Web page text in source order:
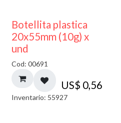
Botellita plastica
20x55mm (10g) x
und
Cod: 00691
US$ 0,56
Inventario: 55927